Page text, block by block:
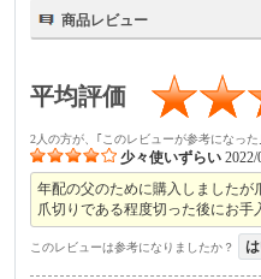
商品レビュー
平均評価
2人の方が、｢このレビューが参考になった
少々使いずらい 2022/
年配の父のために購入しましたが
爪切りである程度切った後にお手
このレビューは参考になりましたか？